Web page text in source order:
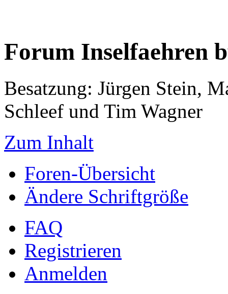
Forum Inselfaehren
Besatzung: Jürgen Stein,
Schleef und Tim Wagner
Zum Inhalt
Foren-Übersicht
Ändere Schriftgröße
FAQ
Registrieren
Anmelden